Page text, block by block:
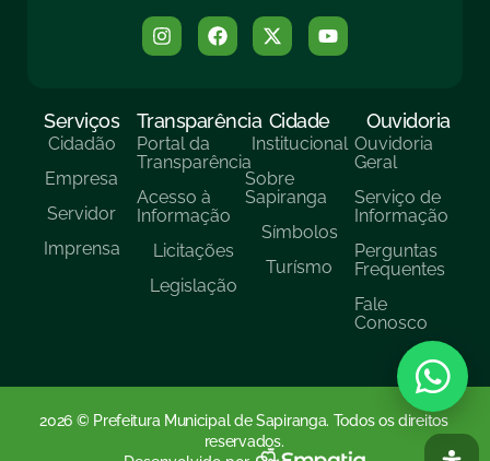
Serviços
Cidadão
Empresa
Servidor
Imprensa
Transparência
Portal da
Transparência
Acesso à
Informação
Licitações
Legislação
Cidade
Institucional
Sobre
Sapiranga
Símbolos
Turísmo
Ouvidoria
Ouvidoria
Geral
Serviço de
Informação
Perguntas
Frequentes
Fale
Conosco
2026 © Prefeitura Municipal de Sapiranga. Todos os direitos
reservados.